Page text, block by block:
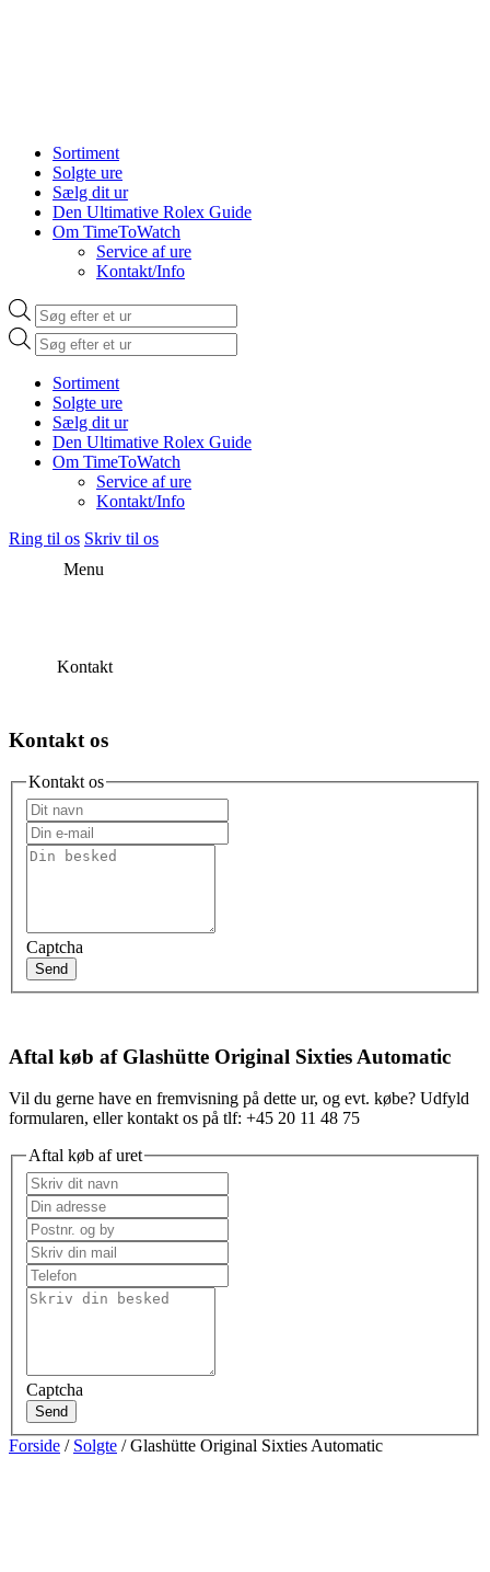
Sortiment
Solgte ure
Sælg dit ur
Den Ultimative Rolex Guide
Om TimeToWatch
Service af ure
Kontakt/Info
Products
search
Products
search
Sortiment
Solgte ure
Sælg dit ur
Den Ultimative Rolex Guide
Om TimeToWatch
Service af ure
Kontakt/Info
Ring til os Skriv til os
Menu
Kontakt
Kontakt os
Kontakt os
Captcha
Send
Aftal køb af Glashütte Original Sixties Automatic
Vil du gerne have en fremvisning på dette ur, og evt. købe? Udfyld
formularen, eller kontakt os på tlf: +45 20 11 48 75
Aftal køb af uret
Captcha
Send
Forside / Solgte / Glashütte Original Sixties Automatic